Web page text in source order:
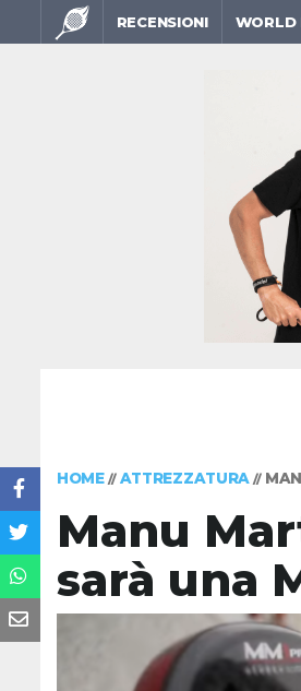
RECENSIONI WORLD
HOME// ATTREZZATURA //
Manu
sarà una